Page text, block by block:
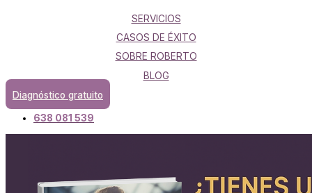
SERVICIOS
CASOS DE ÉXITO
SOBRE ROBERTO
BLOG
Diagnóstico gratuito
638 081 539